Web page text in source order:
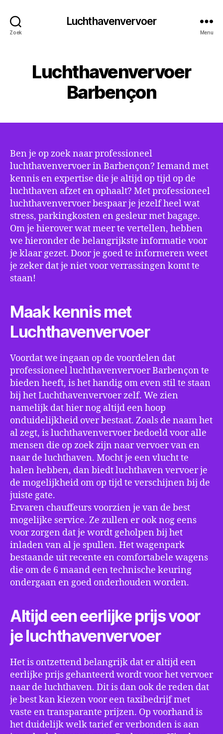
Zoek
Luchthavenvervoer
Menu
Luchthavenvervoer
Barbençon
Ben je op zoek naar professioneel
luchthavenvervoer in Barbençon? Iemand met
kennis en expertise die je altijd op tijd op de
luchthaven afzet en ophaalt? Met professioneel
luchthavenvervoer bespaar je jezelf heel wat
stress, parkingkosten en gesleur met bagage.
Om je hierover wat meer te vertellen, hebben
we hieronder de belangrijkste informatie voor
je klaar gezet. Door je goed te informeren weet
je zeker dat je niet voor verrassingen komt te
staan!
Maak kennis met
Luchthavenvervoer
Voordat we ingaan op de voordelen dat
professioneel luchthavenvervoer Barbençon te
bieden heeft, is het handig om even stil te staan
bij het Luchthavenvervoer zelf. We zien
namelijk dat hier nog altijd een hoop
onduidelijkheid over bestaat. Zoals de naam het
al zegt, is luchthavenvervoer bedoeld voor alle
mensen die op zoek zijn naar vervoer van en
naar de luchthaven. Mocht je een vlucht te
halen hebben, dan biedt luchthaven vervoer je
de mogelijkheid om op tijd te verschijnen bij de
juiste gate.
Ervaren chauffeurs voorzien je van de best
mogelijke service. Ze zullen er ook nog eens
voor zorgen dat je wordt geholpen bij het
inladen van al je spullen. Het wagenpark
bestaande uit recente en comfortabele wagens
die om de 6 maand een technische keuring
ondergaan en goed onderhouden worden.
Altijd een eerlijke prijs voor
je luchthavenvervoer
Het is ontzettend belangrijk dat er altijd een
eerlijke prijs gehanteerd wordt voor het vervoer
naar de luchthaven. Dit is dan ook de reden dat
je best kan kiezen voor een taxibedrijf met
vaste en transparante prijzen. Op voorhand is
het duidelijk welk tarief er verbonden is aan